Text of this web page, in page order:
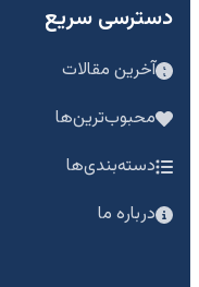
دسترسی سریع
آخرین مقالات
محبوب‌ترین‌ها
دسته‌بندی‌ها
درباره ما